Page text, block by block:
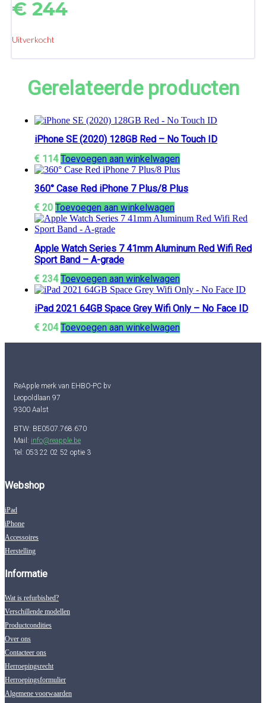
€ 244
Uitverkocht
Gerelateerde producten
iPhone SE (2020) 128GB Red – No Touch ID
€ 114 Toevoegen aan winkelwagen
360° Case Red iPhone 7 Plus/8 Plus
€ 20 Toevoegen aan winkelwagen
Apple Watch Series 7 41mm Aluminum Red Wifi Red
Sport Band – A-grade
€ 234 Toevoegen aan winkelwagen
iPad 2021 64GB Space Grey Wifi Only – No Face ID
€ 204 Toevoegen aan winkelwagen
ReApple merk van EHBO-PC bv
Leopoldlaan 97
9300 Aalst
BTW: BE0507.768.670
Mail: info@reapple.be
Tel: 053 22 02 52 optie 3
Webshop
iPad
iPhone
Accessoires
Herstelling
Informatie
Wat is refurbished?
Verschillende modellen
Productcondities
Over ons
Contacteer ons
Herroepingsrecht
Herroepingsformulier
Algemene voorwaarden